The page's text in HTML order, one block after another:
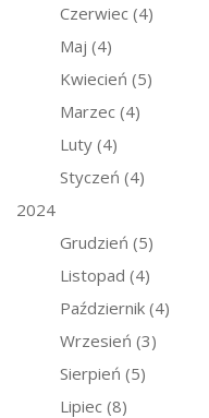
Czerwiec (4)
Maj (4)
Kwiecień (5)
Marzec (4)
Luty (4)
Styczeń (4)
2024
Grudzień (5)
Listopad (4)
Październik (4)
Wrzesień (3)
Sierpień (5)
Lipiec (8)